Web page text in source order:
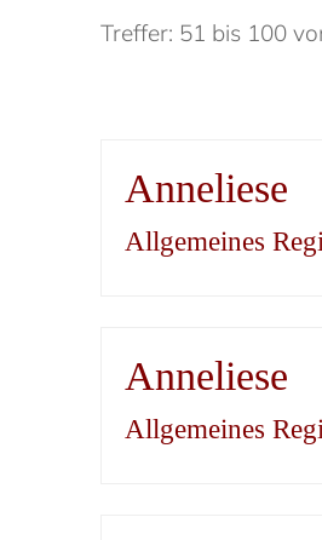
Treffer: 51 bis 100
Anneliese
Allgemeines
Anneliese
Allgemeines